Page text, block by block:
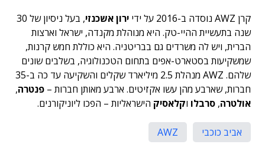
קרן AWZ נוסדה ב-2016 על ידי
ירון אשכנזי
, בעל ניסיון של 30
שנה בתעשיית ההיי-טק. היא מנוהלת מקנדה, ישראל וארצות
הברית, ויש לה משרדים גם בבריטניה. היא כוללת חמש קרנות,
שמשקיעות בסטארט-אפים בתחום הטכנולוגיה, בשלבים שונים
שלהם. AWZ מנהלת 2.5 מיליארד שקלים והשקיעה עד כה ב-35
חברות, שארבע מהן עשו אקזיטים. ארבע מאותן חברות – פנטרה,
אולטרה, סרבלו וקלאסיק הישראליות – הפכו ליוניקורנים.
אביב כוכבי AWZ